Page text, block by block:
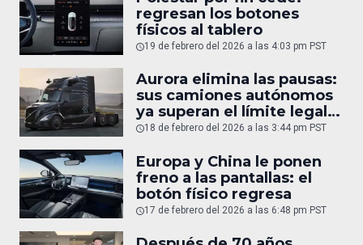
regresan los botones
físicos al tablero
19 de febrero del 2026 a las 4:03 pm PST
Aurora elimina las pausas:
sus camiones autónomos
ya superan el límite legal
humano
18 de febrero del 2026 a las 3:44 pm PST
Europa y China le ponen
freno a las pantallas: el
botón físico regresa
17 de febrero del 2026 a las 6:48 pm PST